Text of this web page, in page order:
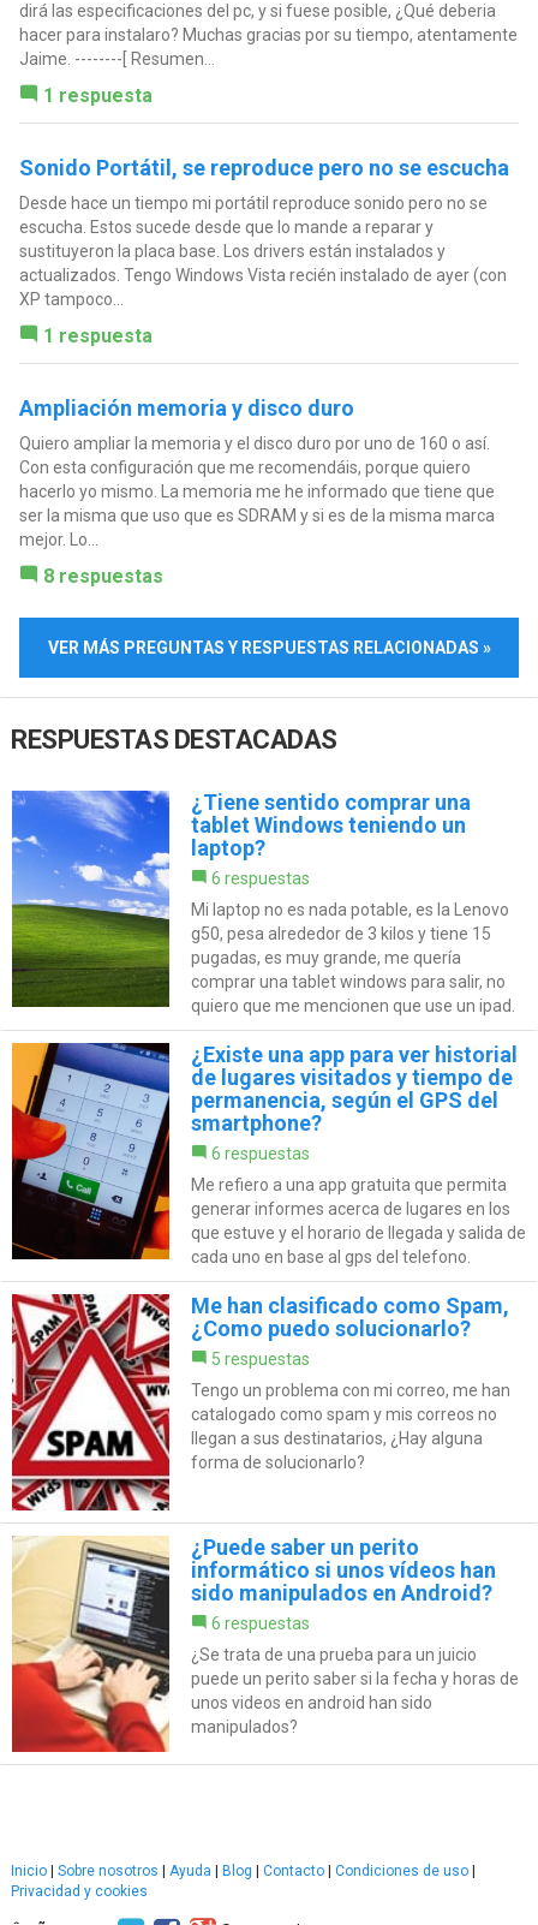
dirá las especificaciones del pc, y si fuese posible, ¿Qué deberia
hacer para instalaro? Muchas gracias por su tiempo, atentamente
Jaime. --------[ Resumen...
1 respuesta
Sonido Portátil, se reproduce pero no se escucha
Desde hace un tiempo mi portátil reproduce sonido pero no se
escucha. Estos sucede desde que lo mande a reparar y
sustituyeron la placa base. Los drivers están instalados y
actualizados. Tengo Windows Vista recién instalado de ayer (con
XP tampoco...
1 respuesta
Ampliación memoria y disco duro
Quiero ampliar la memoria y el disco duro por uno de 160 o así.
Con esta configuración que me recomendáis, porque quiero
hacerlo yo mismo. La memoria me he informado que tiene que
ser la misma que uso que es SDRAM y si es de la misma marca
mejor. Lo...
8 respuestas
VER MÁS PREGUNTAS Y RESPUESTAS RELACIONADAS »
RESPUESTAS DESTACADAS
¿Tiene sentido comprar una
tablet Windows teniendo un
laptop?
6 respuestas
Mi laptop no es nada potable, es la Lenovo
g50, pesa alrededor de 3 kilos y tiene 15
pugadas, es muy grande, me quería
comprar una tablet windows para salir, no
quiero que me mencionen que use un ipad.
¿Existe una app para ver historial
de lugares visitados y tiempo de
permanencia, según el GPS del
smartphone?
6 respuestas
Me refiero a una app gratuita que permita
generar informes acerca de lugares en los
que estuve y el horario de llegada y salida de
cada uno en base al gps del telefono.
Me han clasificado como Spam,
¿Como puedo solucionarlo?
5 respuestas
Tengo un problema con mi correo, me han
catalogado como spam y mis correos no
llegan a sus destinatarios, ¿Hay alguna
forma de solucionarlo?
¿Puede saber un perito
informático si unos vídeos han
sido manipulados en Android?
6 respuestas
¿Se trata de una prueba para un juicio
puede un perito saber si la fecha y horas de
unos videos en android han sido
manipulados?
Inicio | Sobre nosotros | Ayuda | Blog | Contacto | Condiciones de uso |
Privacidad y cookies